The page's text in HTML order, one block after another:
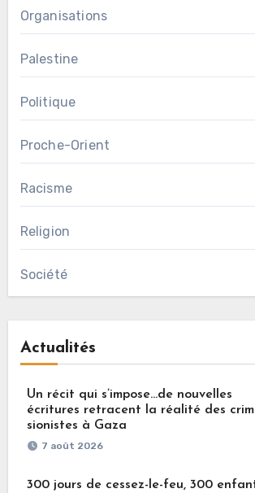
Organisations
Palestine
Politique
Proche-Orient
Racisme
Religion
Société
Actualités
Un récit qui s’impose…de nouvelles
écritures retracent la réalité des
sionistes à Gaza
7 août 2026
300 jours de cessez-le-feu, 300